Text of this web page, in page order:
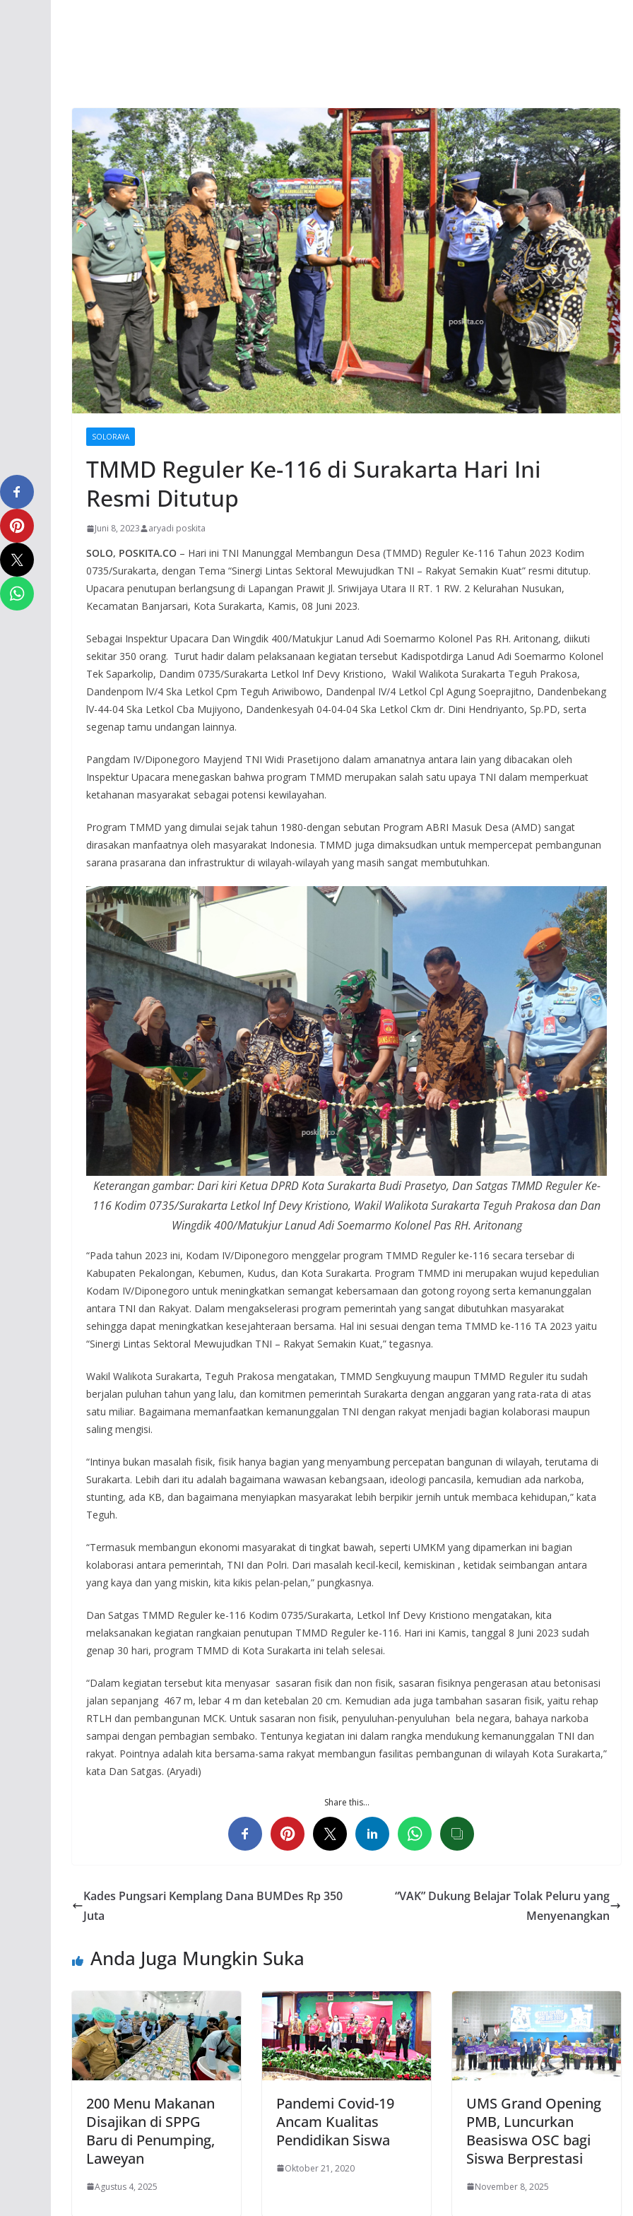
SOLORAYA
TMMD Reguler Ke-116 di Surakarta Hari Ini
Resmi Ditutup
Juni 8, 2023 aryadi poskita
SOLO, POSKITA.CO – Hari ini TNI Manunggal Membangun Desa (TMMD) Reguler Ke-116 Tahun 2023 Kodim
0735/Surakarta, dengan Tema “Sinergi Lintas Sektoral Mewujudkan TNI – Rakyat Semakin Kuat” resmi ditutup.
Upacara penutupan berlangsung di Lapangan Prawit Jl. Sriwijaya Utara II RT. 1 RW. 2 Kelurahan Nusukan,
Kecamatan Banjarsari, Kota Surakarta, Kamis, 08 Juni 2023.
Sebagai Inspektur Upacara Dan Wingdik 400/Matukjur Lanud Adi Soemarmo Kolonel Pas RH. Aritonang, diikuti
sekitar 350 orang. Turut hadir dalam pelaksanaan kegiatan tersebut Kadispotdirga Lanud Adi Soemarmo Kolonel
Tek Saparkolip, Dandim 0735/Surakarta Letkol Inf Devy Kristiono, Wakil Walikota Surakarta Teguh Prakosa,
Dandenpom lV/4 Ska Letkol Cpm Teguh Ariwibowo, Dandenpal IV/4 Letkol Cpl Agung Soeprajitno, Dandenbekang
lV-44-04 Ska Letkol Cba Mujiyono, Dandenkesyah 04-04-04 Ska Letkol Ckm dr. Dini Hendriyanto, Sp.PD, serta
segenap tamu undangan lainnya.
Pangdam IV/Diponegoro Mayjend TNI Widi Prasetijono dalam amanatnya antara lain yang dibacakan oleh
Inspektur Upacara menegaskan bahwa program TMMD merupakan salah satu upaya TNI dalam memperkuat
ketahanan masyarakat sebagai potensi kewilayahan.
Program TMMD yang dimulai sejak tahun 1980-dengan sebutan Program ABRI Masuk Desa (AMD) sangat
dirasakan manfaatnya oleh masyarakat Indonesia. TMMD juga dimaksudkan untuk mempercepat pembangunan
sarana prasarana dan infrastruktur di wilayah-wilayah yang masih sangat membutuhkan.
Keterangan gambar: Dari kiri Ketua DPRD Kota Surakarta Budi Prasetyo, Dan Satgas TMMD Reguler Ke-
116 Kodim 0735/Surakarta Letkol Inf Devy Kristiono, Wakil Walikota Surakarta Teguh Prakosa dan Dan
Wingdik 400/Matukjur Lanud Adi Soemarmo Kolonel Pas RH. Aritonang
“Pada tahun 2023 ini, Kodam IV/Diponegoro menggelar program TMMD Reguler ke-116 secara tersebar di
Kabupaten Pekalongan, Kebumen, Kudus, dan Kota Surakarta. Program TMMD ini merupakan wujud kepedulian
Kodam IV/Diponegoro untuk meningkatkan semangat kebersamaan dan gotong royong serta kemanunggalan
antara TNI dan Rakyat. Dalam mengakselerasi program pemerintah yang sangat dibutuhkan masyarakat
sehingga dapat meningkatkan kesejahteraan bersama. Hal ini sesuai dengan tema TMMD ke-116 TA 2023 yaitu
“Sinergi Lintas Sektoral Mewujudkan TNI – Rakyat Semakin Kuat,” tegasnya.
Wakil Walikota Surakarta, Teguh Prakosa mengatakan, TMMD Sengkuyung maupun TMMD Reguler itu sudah
berjalan puluhan tahun yang lalu, dan komitmen pemerintah Surakarta dengan anggaran yang rata-rata di atas
satu miliar. Bagaimana memanfaatkan kemanunggalan TNI dengan rakyat menjadi bagian kolaborasi maupun
saling mengisi.
“Intinya bukan masalah fisik, fisik hanya bagian yang menyambung percepatan bangunan di wilayah, terutama di
Surakarta. Lebih dari itu adalah bagaimana wawasan kebangsaan, ideologi pancasila, kemudian ada narkoba,
stunting, ada KB, dan bagaimana menyiapkan masyarakat lebih berpikir jernih untuk membaca kehidupan,” kata
Teguh.
“Termasuk membangun ekonomi masyarakat di tingkat bawah, seperti UMKM yang dipamerkan ini bagian
kolaborasi antara pemerintah, TNI dan Polri. Dari masalah kecil-kecil, kemiskinan , ketidak seimbangan antara
yang kaya dan yang miskin, kita kikis pelan-pelan,” pungkasnya.
Dan Satgas TMMD Reguler ke-116 Kodim 0735/Surakarta, Letkol Inf Devy Kristiono mengatakan, kita
melaksanakan kegiatan rangkaian penutupan TMMD Reguler ke-116. Hari ini Kamis, tanggal 8 Juni 2023 sudah
genap 30 hari, program TMMD di Kota Surakarta ini telah selesai.
“Dalam kegiatan tersebut kita menyasar sasaran fisik dan non fisik, sasaran fisiknya pengerasan atau betonisasi
jalan sepanjang 467 m, lebar 4 m dan ketebalan 20 cm. Kemudian ada juga tambahan sasaran fisik, yaitu rehap
RTLH dan pembangunan MCK. Untuk sasaran non fisik, penyuluhan-penyuluhan bela negara, bahaya narkoba
sampai dengan pembagian sembako. Tentunya kegiatan ini dalam rangka mendukung kemanunggalan TNI dan
rakyat. Pointnya adalah kita bersama-sama rakyat membangun fasilitas pembangunan di wilayah Kota Surakarta,”
kata Dan Satgas. (Aryadi)
Share this…
Kades Pungsari Kemplang Dana BUMDes Rp 350
Juta
“VAK” Dukung Belajar Tolak Peluru yang
Menyenangkan
Anda Juga Mungkin Suka
200 Menu Makanan
Disajikan di SPPG
Baru di Penumping,
Laweyan
Agustus 4, 2025
Pandemi Covid-19
Ancam Kualitas
Pendidikan Siswa
Oktober 21, 2020
UMS Grand Opening
PMB, Luncurkan
Beasiswa OSC bagi
Siswa Berprestasi
November 8, 2025